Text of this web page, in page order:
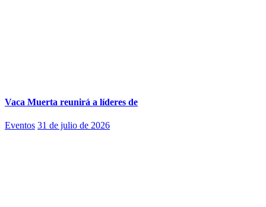
Vaca Muerta reunirá a líderes de
Eventos 31 de julio de 2026